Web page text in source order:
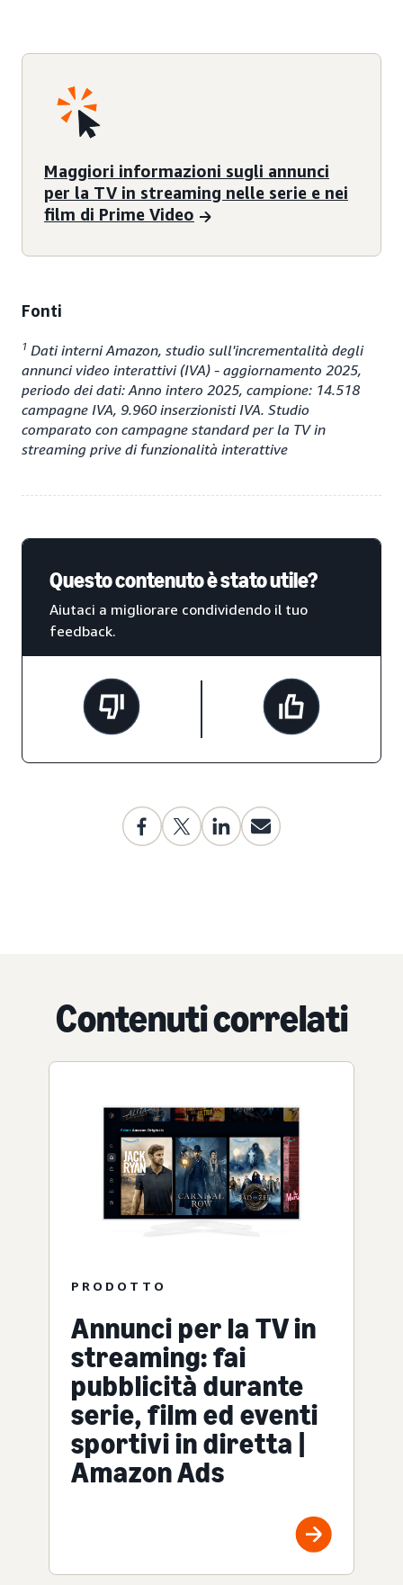
Maggiori informazioni sugli annunci
per la TV in streaming nelle serie e nei
film di Prime Video
Fonti
1 Dati interni Amazon, studio sull'incrementalità degli
annunci video interattivi (IVA) - aggiornamento 2025,
periodo dei dati: Anno intero 2025, campione: 14.518
campagne IVA, 9.960 inserzionisti IVA. Studio
comparato con campagne standard per la TV in
streaming prive di funzionalità interattive
Questo contenuto è stato utile?
Aiutaci a migliorare condividendo il tuo
feedback.
Contenuti correlati
PRODOTTO
Annunci per la TV in
streaming: fai
pubblicità durante
serie, film ed eventi
sportivi in diretta |
Amazon Ads